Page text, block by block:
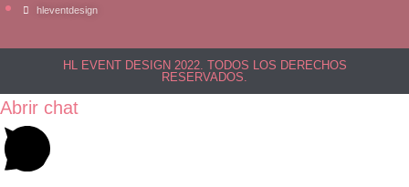
hleventdesign
HL EVENT DESIGN 2022. TODOS LOS DERECHOS
RESERVADOS.
Abrir chat